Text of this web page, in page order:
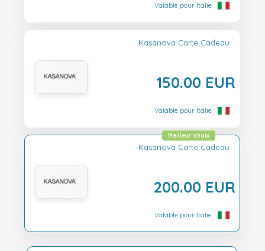
Valable pour Italie
Kasanova Carte Cadeau
150.00 EUR
Valable pour Italie
Kasanova Carte Cadeau
200.00 EUR
Meilleur choix
Valable pour Italie